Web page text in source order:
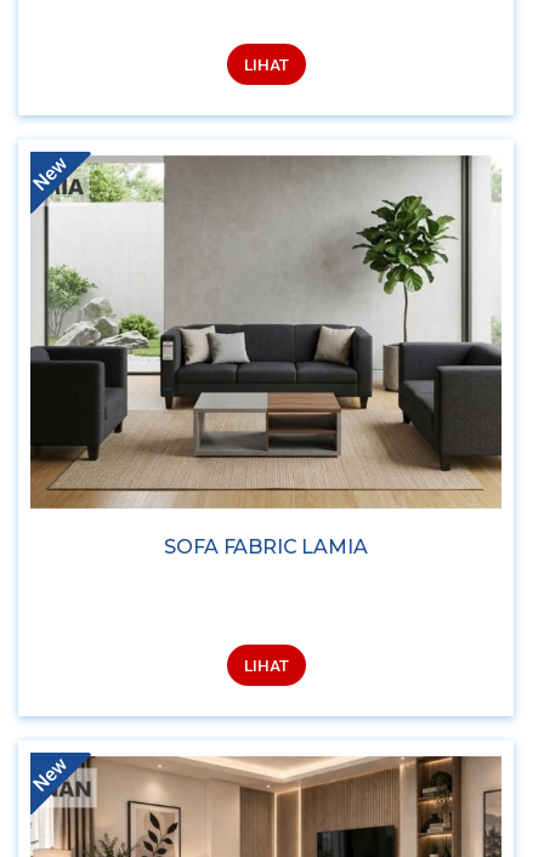
LIHAT
SOFA FABRIC LAMIA
LIHAT
New
New